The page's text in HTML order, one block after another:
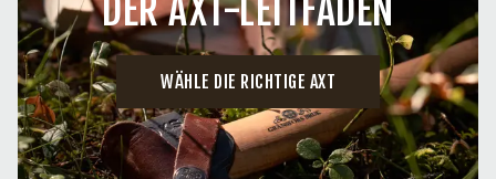
DER AXT-LEITFADEN
WÄHLE DIE RICHTIGE AXT